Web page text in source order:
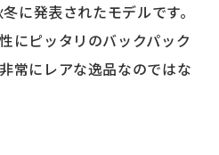
に発表されたモデルです。
にピッタリのバックパック
常にレアな逸品なのではな